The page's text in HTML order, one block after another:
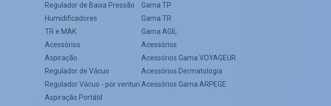
Regulador de Baixa Pressão
Humidificadores
TR e MAK
Acessórios
Aspiração
Regulador de Vácuo
Regulador Vácuo - por venturi
Aspiração Portátil
Gama TP
Gama TR
Gama AGIL
Acessórios
Acessórios Gama VOYAGEUR
Acessórios Dermatologia
Acessórios Gama ARPEGE